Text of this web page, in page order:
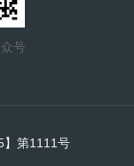
号
】第1111号